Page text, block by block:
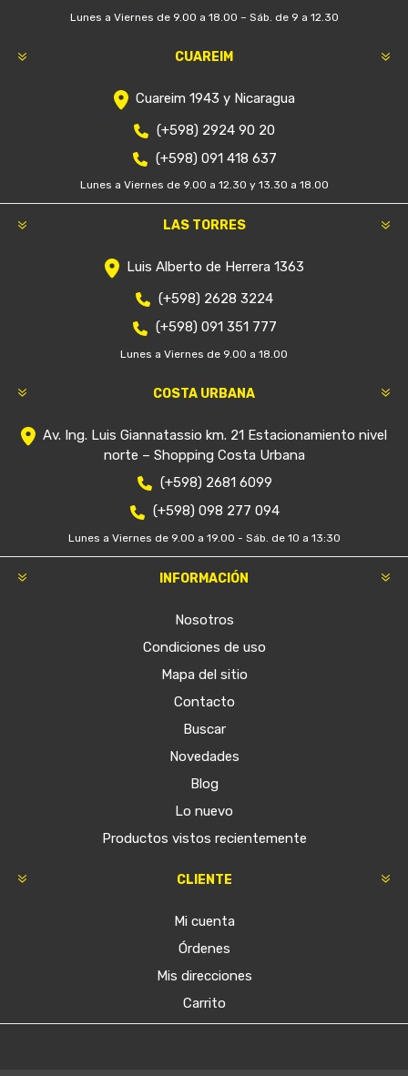
Lunes a Viernes de 9.00 a 18.00 – Sáb. de 9 a 12.30
CUAREIM
Cuareim 1943 y Nicaragua
(+598) 2924 90 20
(+598) 091 418 637
Lunes a Viernes de 9.00 a 12.30 y 13.30 a 18.00
LAS TORRES
Luis Alberto de Herrera 1363
(+598) 2628 3224
(+598) 091 351 777
Lunes a Viernes de 9.00 a 18.00
COSTA URBANA
Av. Ing. Luis Giannatassio km. 21 Estacionamiento nivel
norte – Shopping Costa Urbana
(+598) 2681 6099
(+598) 098 277 094
Lunes a Viernes de 9.00 a 19.00 - Sáb. de 10 a 13:30
INFORMACIÓN
Nosotros
Condiciones de uso
Mapa del sitio
Contacto
Buscar
Novedades
Blog
Lo nuevo
Productos vistos recientemente
CLIENTE
Mi cuenta
Órdenes
Mis direcciones
Carrito